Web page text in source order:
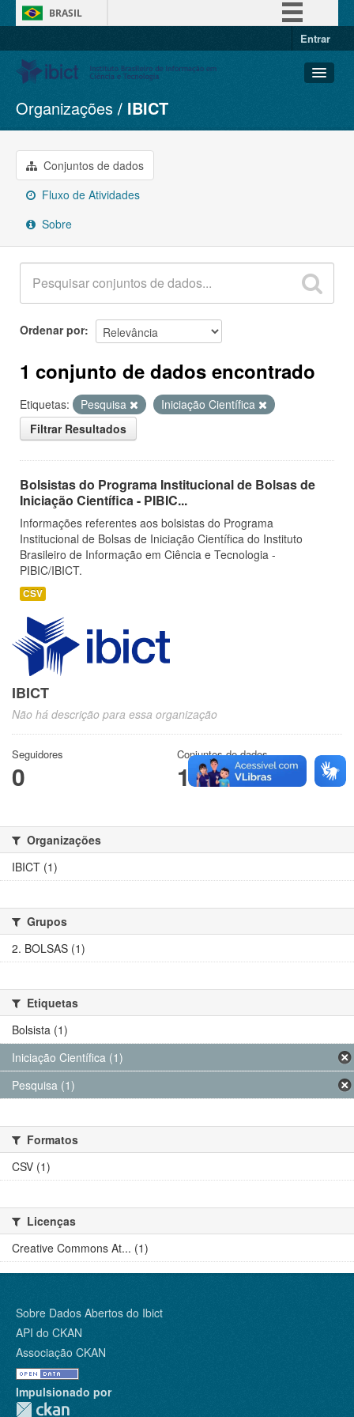
BRASIL
Entrar
Conjuntos de dados
Organizações
Grupos
Sobre
Organizações IBICT
Conjuntos de dados
Fluxo de Atividades
Sobre
Ordenar por
1 conjunto de dados encontrado
Etiquetas: Pesquisa
Iniciação Científica
Filtrar Resultados
Bolsistas do Programa Institucional de Bolsas de
Iniciação Científica - PIBIC...
Informações referentes aos bolsistas do Programa
Institucional de Bolsas de Iniciação Científica do Instituto
Brasileiro de Informação em Ciência e Tecnologia -
PIBIC/IBICT.
CSV
IBICT
Não há descrição para essa organização
Seguidores
0
Conjuntos de dados
1
Organizações
IBICT (1)
Grupos
2. BOLSAS (1)
Etiquetas
Bolsista (1)
Iniciação Científica (1)
Pesquisa (1)
Formatos
CSV (1)
Licenças
Creative Commons At... (1)
Sobre Dados Abertos do Ibict
API do CKAN
Associação CKAN
Impulsionado por